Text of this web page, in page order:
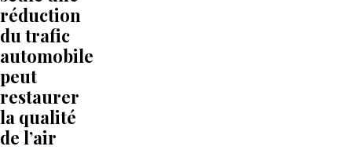
réduction
du trafic
automobile
peut
restaurer
la qualité
de l’air